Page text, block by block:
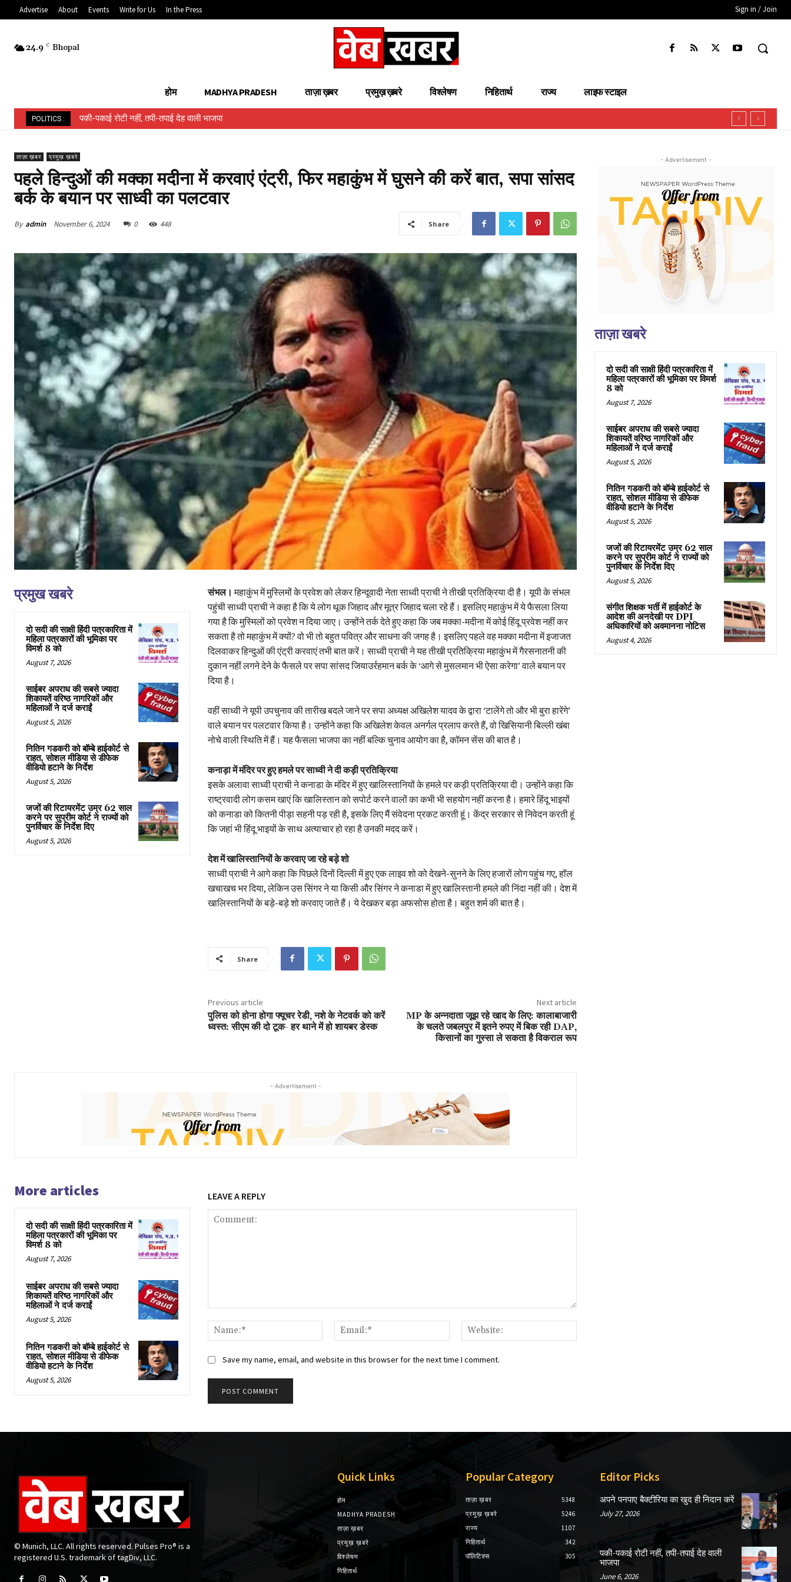
Advertise About Events Write for Us In the Press Sign in / Join
24.9 C Bhopal
होम MADHYA PRADESH ताज़ा ख़बर प्रमुख़ ख़बरे विश्लेषण निहितार्थ राज्य लाइफ स्टाइल
POLITICS : पकी-पकाई रोटी नहीं, तपी-तपाई देह वाली भाजपा
हिन्दू ईवीएम बनाम मुस्लिम ईवीएम…..
ताज़ा ख़बर प्रमुख़ ख़बरे
पहले हिन्दुओं की मक्का मदीना में करवाएं एंट्री, फिर महाकुंभ में घुसने की करें बात, सपा सांसद
बर्क के बयान पर साध्वी का पलटवार
By admin November 6, 2024 0 448 Share
प्रमुख खबरे
दो सदी की साक्षी हिंदी पत्रकारिता में
महिला पत्रकारों की भूमिका पर
विमर्श 8 को
August 7, 2026
साईबर अपराध की सबसे ज्यादा
शिकायतें वरिष्ठ नागरिकों और
महिलाओं ने दर्ज कराईं
August 5, 2026
नितिन गडकरी को बॉम्बे हाईकोर्ट से
राहत, सोशल मीडिया से डीफेक
वीडियो हटाने के निर्देश
August 5, 2026
जजों की रिटायरमेंट उम्र 62 साल
करने पर सुप्रीम कोर्ट ने राज्यों को
पुनर्विचार के निर्देश दिए
August 5, 2026
संभल। महाकुंभ में मुस्लिमों के प्रवेश को लेकर हिन्दूवादी नेता साध्वी प्राची ने तीखी प्रतिक्रिया दी है। यूपी के संभल
पहुंची साध्वी प्राची ने कहा है कि ये लोग थूक जिहाद और मूत्र जिहाद चला रहे हैं। इसलिए महाकुंभ में ये फैसला लिया
गया है कि मुस्मिलों को प्रवेश न दिया जाए। उन्होंने तर्क देते हुए कहा कि जब मक्का-मदीना में कोई हिंदू प्रवेश नहीं कर
सकता है तो महाकुंभ में क्यों? वो भी तो बहुत पवित्र और साधना की जगह है। इसलिए पहले वह मक्का मदीना में इजाजत
दिलवाकर हिन्दुओं की एंट्री करवाएं तभी बात करें। साध्वी प्राची ने यह तीखी प्रतिक्रिया महाकुंभ में गैरसनातनी की
दुकान नहीं लगने देने के फैसले पर सपा सांसद जियाउर्रहमान बर्क के ‘आगे से मुसलमान भी ऐसा करेगा’ वाले बयान पर
दिया है।
वहीं साध्वी ने यूपी उपचुनाव की तारीख बदले जाने पर सपा अध्यक्ष अखिलेश यादव के द्वारा ‘टालेंगे तो और भी बुरा हारेंगे’
वाले बयान पर पलटवार किया है। उन्होंने कहा कि अखिलेश केवल अनर्गल प्रलाप करते हैं, वो खिसियानी बिल्ली खंबा
नोचे वाली स्थिति में हैं। यह फैसला भाजपा का नहीं बल्कि चुनाव आयोग का है, कॉमन सेंस की बात है।
कनाड़ा में मंदिर पर हुए हमले पर साध्वी ने दी कड़ी प्रतिक्रिया
इसके अलावा साध्वी प्राची ने कनाडा के मंदिर में हुए खालिस्तानियों के हमले पर कड़ी प्रतिक्रिया दी। उन्होंने कहा कि
राष्ट्रवादी लोग कसम खाएं कि खालिस्तान को सपोर्ट करने वालों का कभी भी सहयोग नहीं करना है। हमारे हिंदू भाइयों
को कनाडा को कितनी पीड़ा सहनी पड़ रही है, इसके लिए मैं संवेदना प्रकट करती हूं। केंद्र सरकार से निवेदन करती हूं
कि जहां भी हिंदू भाइयों के साथ अत्याचार हो रहा है उनकी मदद करें।
देश में खालिस्तानियों के करवाए जा रहे बड़े शो
साध्वी प्राची ने आगे कहा कि पिछले दिनों दिल्ली में हुए एक लाइव शो को देखने-सुनने के लिए हजारों लोग पहुंच गए, हॉल
खचाखच भर दिया, लेकिन उस सिंगर ने या किसी और सिंगर ने कनाडा में हुए खालिस्तानी हमले की निंदा नहीं की। देश में
खालिस्तानियों के बड़े-बड़े शो करवाए जाते हैं। ये देखकर बड़ा अफसोस होता है। बहुत शर्म की बात है।
Share
Previous article
पुलिस को होना होगा फ्यूचर रेडी, नशे के नेटवर्क को करें
ध्वस्त: सीएम की दो टूक- हर थाने में हो शायबर डेस्क
Next article
MP के अन्नदाता जूझ रहे खाद के लिए: कालाबाजारी
के चलते जबलपुर में इतने रुपए में बिक रही DAP,
किसानों का गुस्सा ले सकता है विकराल रूप
- Advertisement -
More articles
दो सदी की साक्षी हिंदी पत्रकारिता में
महिला पत्रकारों की भूमिका पर
विमर्श 8 को
August 7, 2026
साईबर अपराध की सबसे ज्यादा
शिकायतें वरिष्ठ नागरिकों और
महिलाओं ने दर्ज कराईं
August 5, 2026
नितिन गडकरी को बॉम्बे हाईकोर्ट से
राहत, सोशल मीडिया से डीफेक
वीडियो हटाने के निर्देश
August 5, 2026
LEAVE A REPLY
Name:*
Email:*
Save my name, email, and website in this browser for the next time I comment.
- Advertisement -
ताज़ा खबरे
दो सदी की साक्षी हिंदी पत्रकारिता में
महिला पत्रकारों की भूमिका पर विमर्श
8 को
August 7, 2026
साईबर अपराध की सबसे ज्यादा
शिकायतें वरिष्ठ नागरिकों और
महिलाओं ने दर्ज कराईं
August 5, 2026
नितिन गडकरी को बॉम्बे हाईकोर्ट से
राहत, सोशल मीडिया से डीफेक
वीडियो हटाने के निर्देश
August 5, 2026
जजों की रिटायरमेंट उम्र 62 साल
करने पर सुप्रीम कोर्ट ने राज्यों को
पुनर्विचार के निर्देश दिए
August 5, 2026
संगीत शिक्षक भर्ती में हाईकोर्ट के
आदेश की अनदेखी पर DPI
अधिकारियों को अवमानना नोटिस
August 4, 2026
© Munich, LLC. All rights reserved. Pulses Pro® is a
registered U.S. trademark of tagDiv, LLC.
Quick Links
होम
MADHYA PRADESH
ताज़ा ख़बर
प्रमुख़ ख़बरे
विश्लेषण
निहितार्थ
Popular Category
ताज़ा ख़बर
5348
प्रमुख़ ख़बरे
5246
राज्य
1107
निहितार्थ
342
पॉलिटिक्स
305
Editor Picks
अपने पनपाए बैक्टीरिया का खुद ही निदान करें
July 27, 2026
पकी-पकाई रोटी नहीं, तपी-तपाई देह वाली
भाजपा
June 6, 2026